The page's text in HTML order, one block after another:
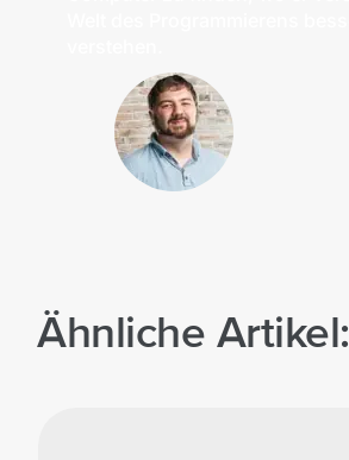
Ähnliche Artikel: